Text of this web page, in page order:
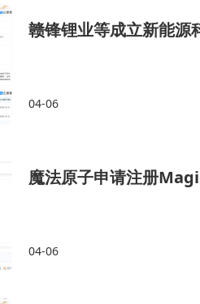
赣锋锂业等成立新能源
04-06
魔法原子申请注册
04-06